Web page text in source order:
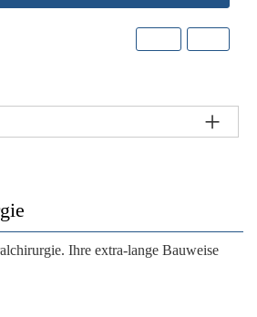
Ihre extra-lange Bauweise